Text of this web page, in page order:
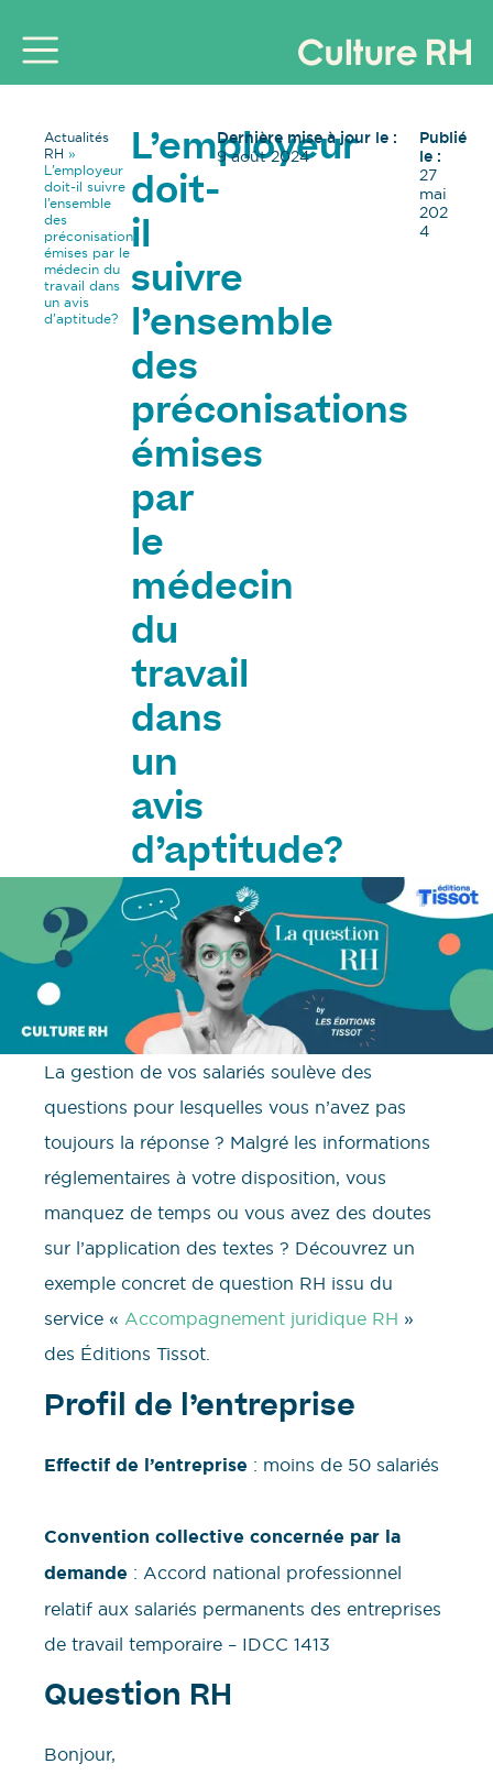
Actualités
RH »
L’employeur
doit-il suivre
l’ensemble
des
préconisations
émises par le
médecin du
travail dans
un avis
d’aptitude?
L’employeur
doit-
il
suivre
l’ensemble
des
préconisations
émises
par
le
médecin
du
travail
dans
un
avis
d’aptitude?
Dernière mise à jour le :
9 août 2024
Publié
le :
27
mai
202
4
La gestion de vos salariés soulève des
questions pour lesquelles vous n’avez pas
toujours la réponse ? Malgré les informations
réglementaires à votre disposition, vous
manquez de temps ou vous avez des doutes
sur l’application des textes ? Découvrez un
exemple concret de question RH issu du
service « Accompagnement juridique RH »
des Éditions Tissot.
Profil de l’entreprise
Effectif de l’entreprise : moins de 50 salariés
Convention collective concernée par la
demande : Accord national professionnel
relatif aux salariés permanents des entreprises
de travail temporaire – IDCC 1413
Question RH
Bonjour,